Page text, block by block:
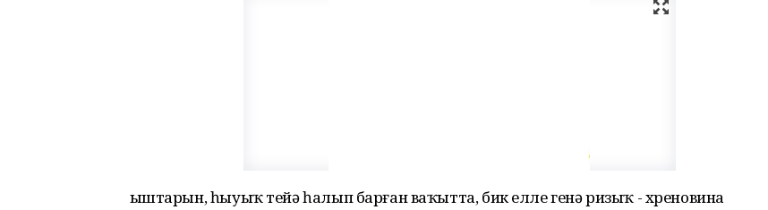
Ҡыштарын, һыуыҡ тейә һалып барған ваҡытта, бик елле генә ризыҡ - хреновина